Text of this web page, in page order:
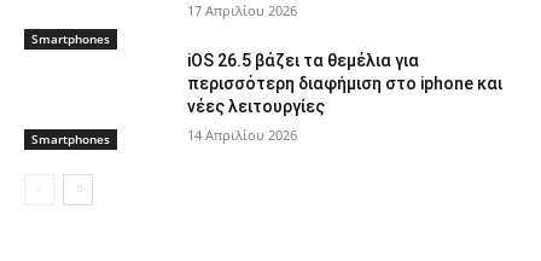
Smartphones
17 Απριλίου 2026
Smartphones
iOS 26.5 βάζει τα θεμέλια για
περισσότερη διαφήμιση στο iphone και
νέες λειτουργίες
14 Απριλίου 2026